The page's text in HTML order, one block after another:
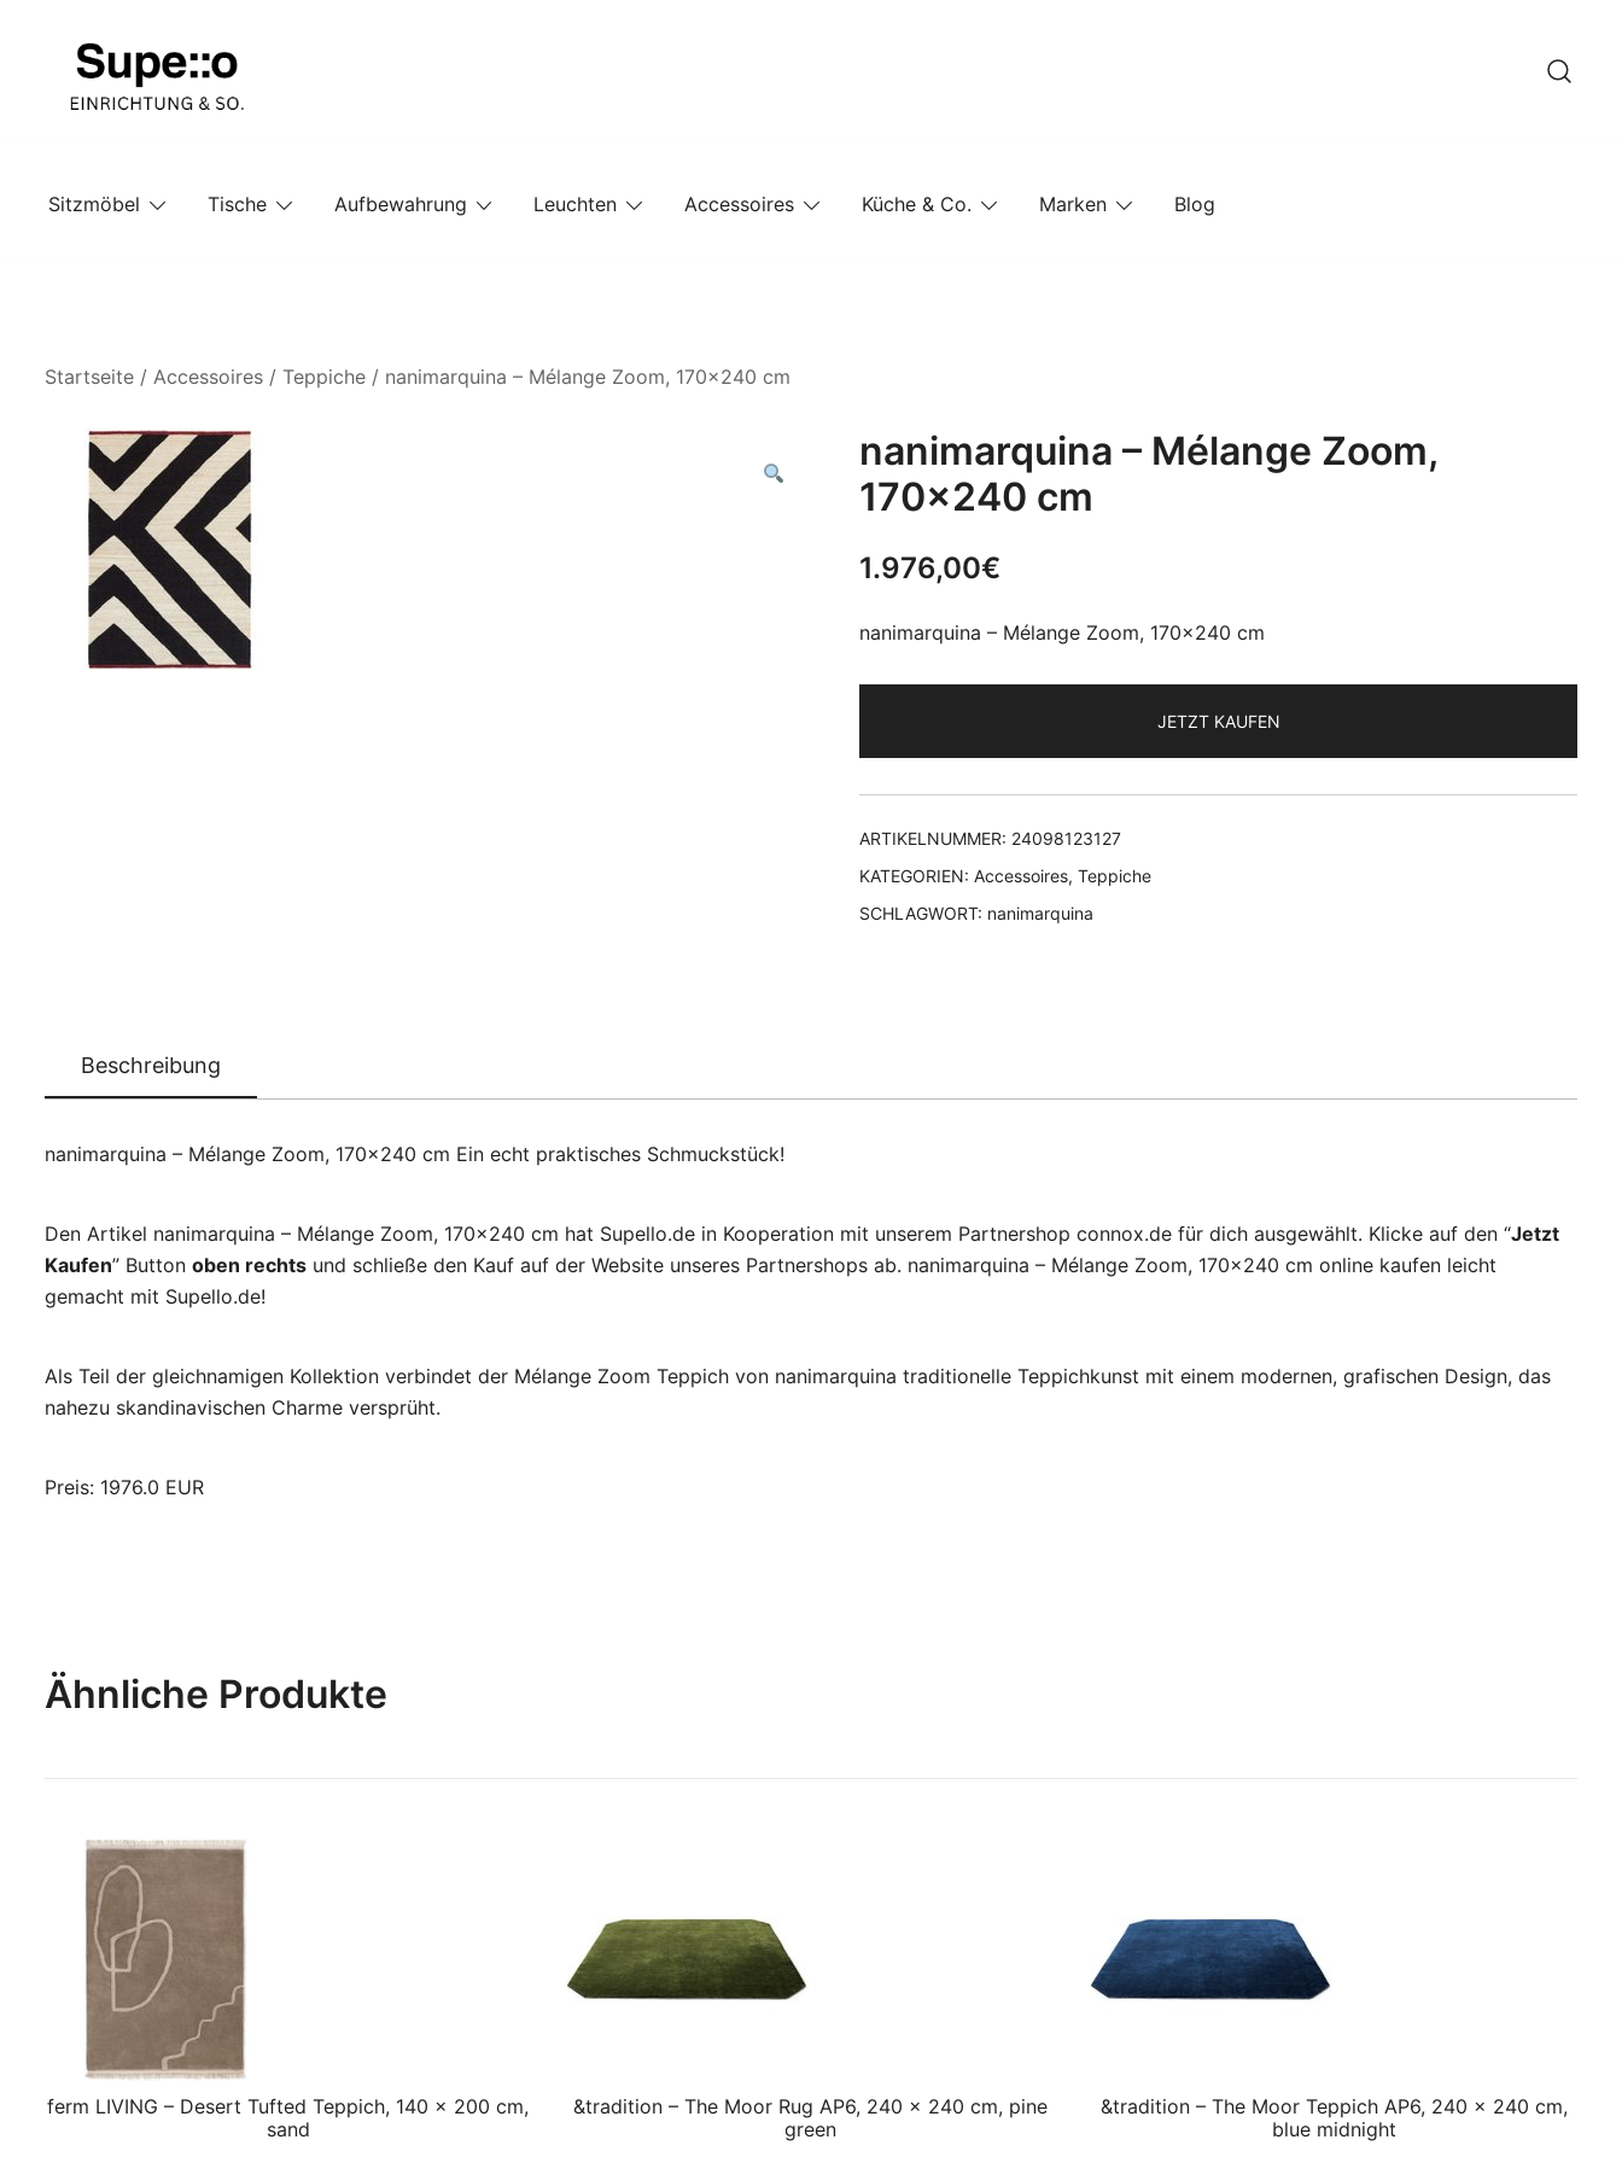
Sitzmöbel
Tische Aufbewahrung Leuchten Accessoires Küche & Co. Marken Blog
Startseite / Accessoires / Teppiche / nanimarquina – Mélange Zoom, 170×240 cm
nanimarquina – Mélange Zoom,
170×240 cm
1.976,00€
nanimarquina – Mélange Zoom, 170×240 cm
JETZT KAUFEN
ARTIKELNUMMER: 24098123127
KATEGORIEN: Accessoires, Teppiche
SCHLAGWORT: nanimarquina
Beschreibung
nanimarquina – Mélange Zoom, 170×240 cm Ein echt praktisches Schmuckstück!
Den Artikel nanimarquina – Mélange Zoom, 170×240 cm hat Supello.de in Kooperation mit unserem Partnershop connox.de für dich ausgewählt. Klicke auf den “Jetzt
Kaufen” Button oben rechts und schließe den Kauf auf der Website unseres Partnershops ab. nanimarquina – Mélange Zoom, 170×240 cm online kaufen leicht
gemacht mit Supello.de!
Als Teil der gleichnamigen Kollektion verbindet der Mélange Zoom Teppich von nanimarquina traditionelle Teppichkunst mit einem modernen, grafischen Design, das
nahezu skandinavischen Charme versprüht.
Preis: 1976.0 EUR
Ähnliche Produkte
ferm LIVING – Desert Tufted Teppich, 140 x 200 cm,
sand
&tradition – The Moor Rug AP6, 240 x 240 cm, pine
green
&tradition – The Moor Teppich AP6, 240 x 240 cm,
blue midnight